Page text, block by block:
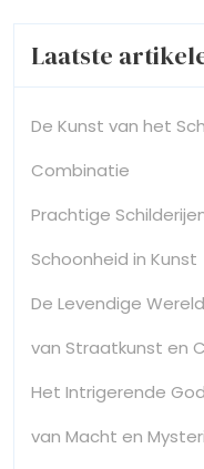
Laatste
De Kunst van het
Combinatie
Prachtige
Schoonheid in Kunst
De Levendige
van Straatkunst en
Het Intrigerende
van Macht en